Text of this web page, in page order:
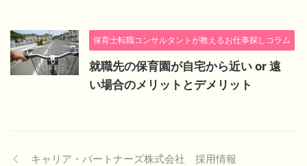
保育士転職コンサルタントが教えるお仕事探しコラム
就職先の保育園が自宅から近い or 遠
い場合のメリットとデメリット
キャリア・パートナーズ株式会社 採用情報